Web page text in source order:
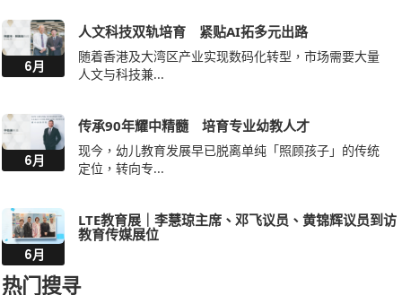
6月
人文与科技兼...
6月
传承90年耀中精髓 培育专业幼教人才
定位，转向专...
6月
LTE教育展｜李慧琼主席、邓飞议员、黄锦辉议员到访
热门搜寻
惠侨 沉香林